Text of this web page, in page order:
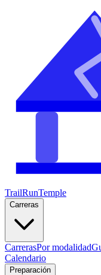
TrailRunTemple
Carreras
CarrerasPor modalidad
Calendario
Preparación